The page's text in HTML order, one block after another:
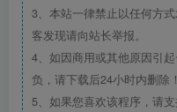
3、本站一律禁止以任何方
客发现请向站长举报。
4、如因商用或其他原因引
负，请下载后24小时内删除
5、如果您喜欢该程序，请